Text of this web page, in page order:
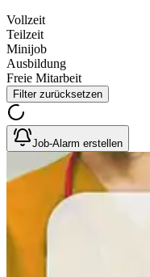
Vollzeit
Teilzeit
Minijob
Ausbildung
Freie Mitarbeit
Filter zurücksetzen
Job-Alarm erstellen